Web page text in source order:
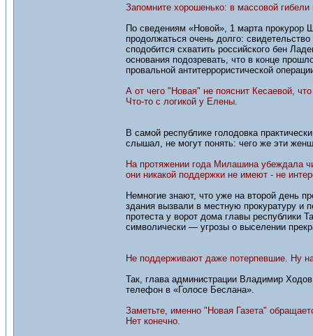
Запомните хорошенько: в массовой
По сведениям «Новой», 1 марта прокурор
продолжаться очень долго:
сподобится схватить российского бен
основания подозревать, что в конце
провальной антитеррористической
А от чего "Новая" не пояснит Кесаевой,
Что-то с логикой у Елены.
В самой республике голодовка
слышал, не могут понять: чего же эти
На протяжении года Милашина убеждала
они никакой поддержки не имеют - не
Немногие знают, что уже на второй день
здания вызвали в местную прокуратуру и
протеста у ворот дома главы республики
символически — угрозы о выселении
Не поддерживают даже потерпевшие. Ну
Так, глава администрации Владимир
телефон в «Голосе Беслана».
Заметьте, именно "Новая Газета"
Нет конечно.